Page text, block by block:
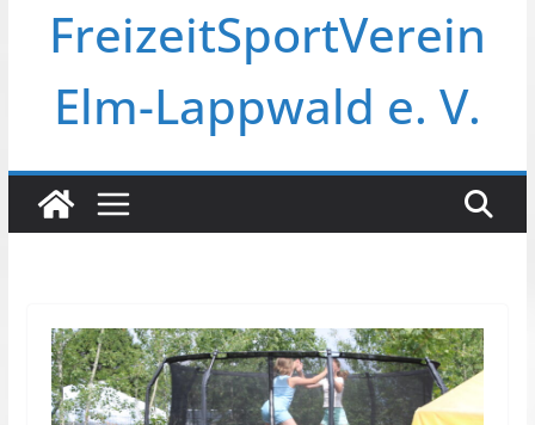
FreizeitSportVerein
Elm-Lappwald e. V.